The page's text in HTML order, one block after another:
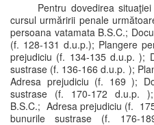
Pentru dovedirea
cursul urmăririi penale
persoana vatamata B.S.C.;
(f. 128-131 d.u.p.); Plangere
prejudiciu (f. 134-135 d.u.p. );
sustrase (f. 136-166 d.u.p. );
Adresa prejudiciu (f. 169 );
sustrase (f. 170-172 d.u.p.
B.S.C.; Adresa prejudiciu (f.
bunurile sustrase (f. 176-